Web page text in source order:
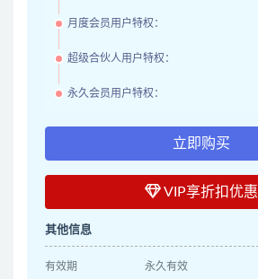
月度会员用户特权：
超级合伙人用户特权：
永久会员用户特权：
立即购买
VIP享折扣优惠
其他信息
有效期 永久有效